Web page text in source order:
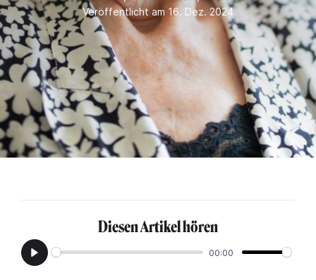
Veröffentlicht am 16. Dez. 2024
Diesen Artikel hören
Play
00:00